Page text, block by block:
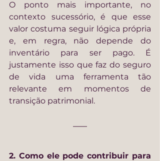
O ponto mais importante, no
contexto sucessório, é que esse
valor costuma seguir lógica própria
e, em regra, não depende do
inventário para ser pago. É
justamente isso que faz do seguro
de vida uma ferramenta tão
relevante em momentos de
transição patrimonial.
2. Como ele pode contribuir para